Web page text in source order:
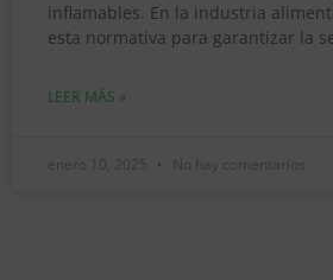
inflamables. En la industria
esta normativa para garantizar la
LEER MÁS »
enero 10, 2025 No hay comentarios